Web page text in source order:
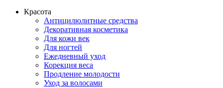
Красота
Антицилюлитные средства
Декоративная косметика
Для кожи век
Для ногтей
Ежедневный уход
Корекция веса
Продление молодости
Уход за волосами